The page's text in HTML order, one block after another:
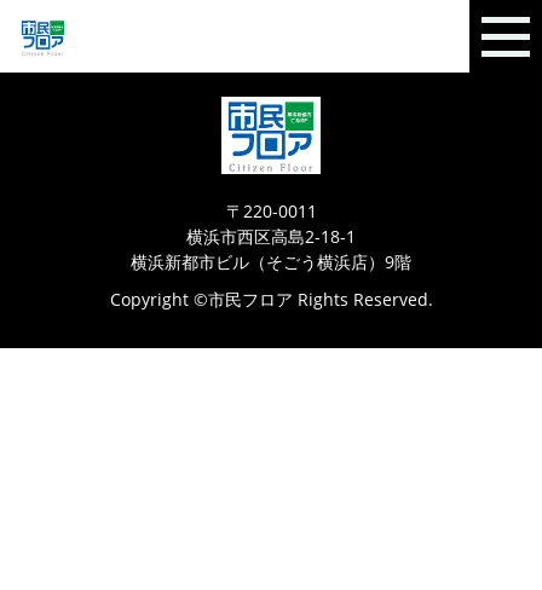
〒220-0011
横浜市西区高島2-18-1
横浜新都市ビル（そごう横浜店）9階
Copyright ©市民フロア Rights Reserved.